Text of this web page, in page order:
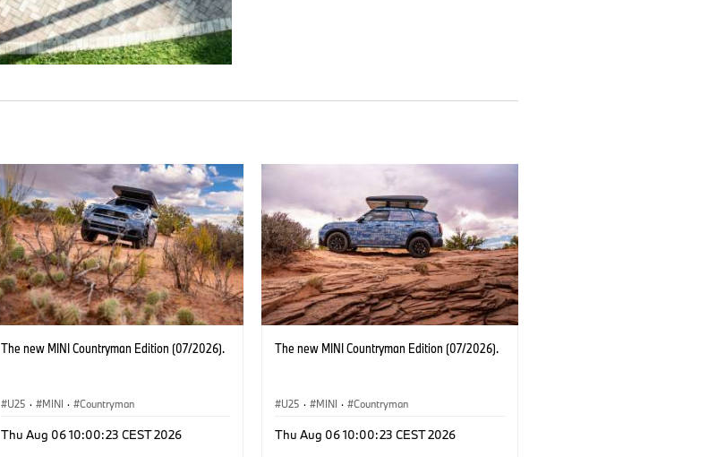
The new MINI Countryman Edition (07/2026).
U25 · MINI · Countryman
Thu Aug 06 10:00:23 CEST 2026
The new MINI Countryman Edition (07/2026).
U25 · MINI · Countryman
Thu Aug 06 10:00:23 CEST 2026